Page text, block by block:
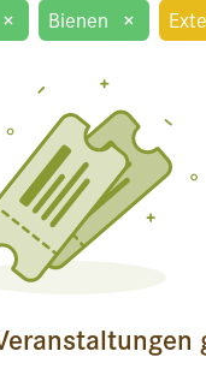
× Bienen ×